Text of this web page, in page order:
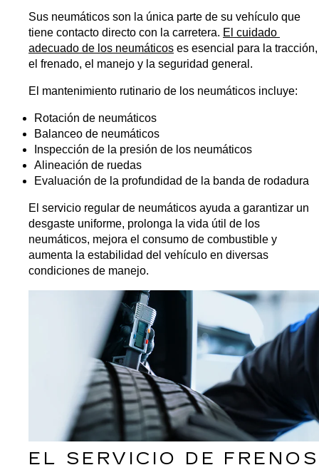
Sus neumáticos son la única parte de su vehículo que
tiene contacto directo con la carretera. El cuidado
adecuado de los neumáticos es esencial para la tracción,
el frenado, el manejo y la seguridad general.
El mantenimiento rutinario de los neumáticos incluye:
Rotación de neumáticos
Balanceo de neumáticos
Inspección de la presión de los neumáticos
Alineación de ruedas
Evaluación de la profundidad de la banda de rodadura
El servicio regular de neumáticos ayuda a garantizar un
desgaste uniforme, prolonga la vida útil de los
neumáticos, mejora el consumo de combustible y
aumenta la estabilidad del vehículo en diversas
condiciones de manejo.
EL SERVICIO DE FRENOS